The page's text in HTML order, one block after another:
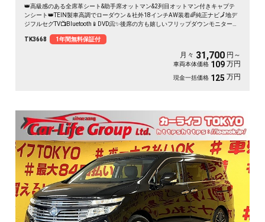
👑高級感のある全席革シート&助手席オットマン&2列目オットマン付きキャプテ
ンシート👑TEIN製車高調でローダウン＆社外18インチAW装着🌈純正ナビ🗾地デ
ジフルセグTV📺Bluetooth📱DVD📀✨後席の方も嬉しいフリップダウンモニター付
👪パワーバックドア装備で女性でも楽々バックドアの開閉可能です⭐夜間でも明
TK3668 1年間無料保証付
月々 31,700 円～
車両本体価格 109 万円
現金一括価格 125 万円